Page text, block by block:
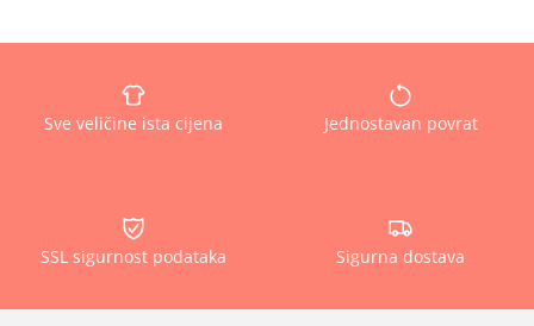
Sve veličine ista cijena Jednostavan povrat
SSL sigurnost podataka Sigurna dostava